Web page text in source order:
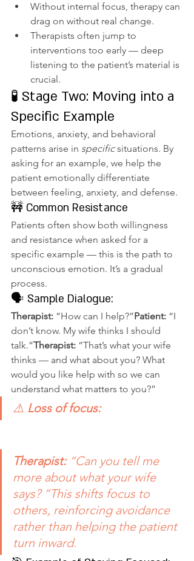
Without internal focus, therapy can
drag on without real change.
Therapists often jump to
interventions too early — deep
listening to the patient’s material is
crucial.
🧪 Stage Two: Moving into a
Specific Example
Emotions, anxiety, and behavioral
patterns arise in specific situations. By
asking for an example, we help the
patient emotionally differentiate
between feeling, anxiety, and defense.
🚧 Common Resistance
Patients often show both willingness
and resistance when asked for a
specific example — this is the path to
unconscious emotion. It’s a gradual
process.
🗣️ Sample Dialogue:
Therapist: “How can I help?”Patient: “I
don’t know. My wife thinks I should
talk.”Therapist: “That’s what your wife
thinks — and what about you? What
would you like help with so we can
understand what matters to you?”
⚠️ Loss of focus:
Therapist: “Can you tell me
more about what your wife
says? ”This shifts focus to
others, reinforcing avoidance
rather than helping the patient
turn inward.